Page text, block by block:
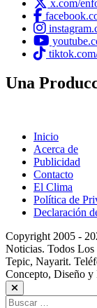
x.com/
Una
Inicio
Acerca de
Publicidad
Contacto
El Clima
Política de
Declaración
Copyright 2005 -
Noticias. Todos Los
Tepic, Nayarit.
Concepto, Diseño y
Buscar: